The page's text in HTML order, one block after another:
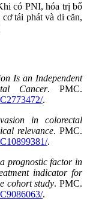
có PNI, hóa trị bổ
tái phát và di căn,
Is an Independent
Cancer. PMC.
.
in colorectal
relevance. PMC.
.
prognostic factor in
indicator for
cohort study. PMC.
.